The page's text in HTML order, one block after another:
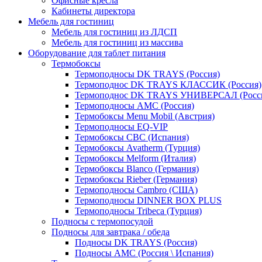
Кабинеты директора
Мебель для гостиниц
Мебель для гостиниц из ЛДСП
Мебель для гостиниц из массива
Оборудование для таблет питания
Термобоксы
Термоподносы DK TRAYS (Россия)
Термоподнос DK TRAYS КЛАССИК (Россия)
Термоподнос DK TRAYS УНИВЕРСАЛ
Термоподносы AMC (Россия)
Термобоксы Menu Mobil (Австрия)
Термоподносы EQ-VIP
Термобоксы CBC (Испания)
Термобоксы Avatherm (Турция)
Термобоксы Melform (Италия)
Термобоксы Blanco (Германия)
Термобоксы Rieber (Германия)
Термоподносы Cambro (США)
Термоподносы DINNER BOX PLUS
Термоподносы Tribeca (Турция)
Подносы с термопосудой
Подносы для завтрака / обеда
Подносы DK TRAYS (Россия)
Подносы AMC (Россия \ Испания)